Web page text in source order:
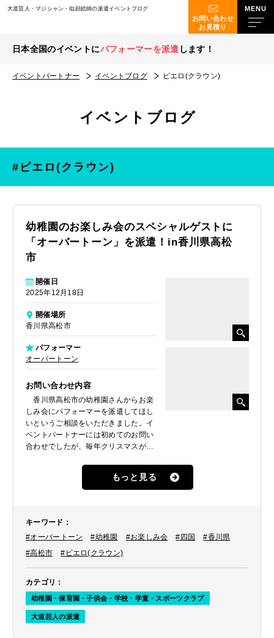
大道芸人・マジシャン・似顔絵師の派遣イベントブログ
お問い合わせ
お見積り
日本全国のイベントにパフォーマーを派遣 します！
イベントパートナー イベントブログ ピエロ(クラウン)
イベントブログ
#ピエロ(クラウン)
幼稚園のお楽しみ会のスペシャルゲストに
「オーバートーン」を派遣！in香川県高松
市
開催日
2025年12月18日
開催場所
香川県高松市
パフォーマー
オーバートーン
お問い合わせ内容
香川県高松市の幼稚園さんからお楽
しみ会にパフォーマーを派遣してほし
いというご相談をいただきました。イ
ベントパートナーには初めてのお問い
合わせでしたが、毎年クリスマスが近
呼んで園児達に楽しんでいただいてい
るそうです。ホームページをご覧いた
しました。
もっと見る
キーワード ：
#オーバートーン
#幼稚園 #お楽しみ会 #四国
#香川県
#高松市
#ピエロ(クラウン)
カテゴリ ：
幼稚園・保育園・子供会・学校・学童・スポーツクラブ
大道芸人の派遣